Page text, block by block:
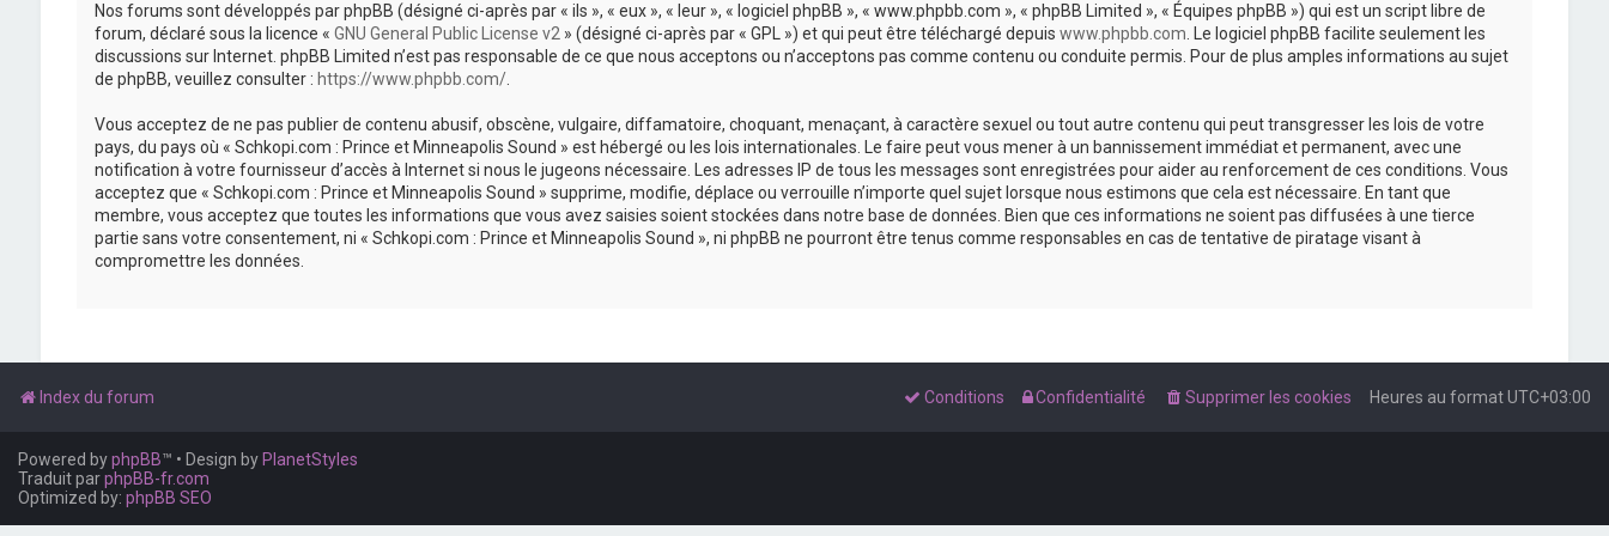
Nos forums sont développés par phpBB (désigné ci-après par « ils », « eux », « leur », « logiciel phpBB », « www.phpbb.com », « phpBB Limited », « Équipes phpBB ») qui est un script libre de
forum, déclaré sous la licence « GNU General Public License v2 » (désigné ci-après par « GPL ») et qui peut être téléchargé depuis www.phpbb.com . Le logiciel phpBB facilite seulement les
discussions sur Internet. phpBB Limited n’est pas responsable de ce que nous acceptons ou n’acceptons pas comme contenu ou conduite permis. Pour de plus amples informations au sujet
de phpBB, veuillez consulter : https://www.phpbb.com/.
Vous acceptez de ne pas publier de contenu abusif, obscène, vulgaire, diffamatoire, choquant, menaçant, à caractère sexuel ou tout autre contenu qui peut transgresser les lois de votre
pays, du pays où « Schkopi.com : Prince et Minneapolis Sound » est hébergé ou les lois internationales. Le faire peut vous mener à un bannissement immédiat et permanent, avec une
notification à votre fournisseur d’accès à Internet si nous le jugeons nécessaire. Les adresses IP de tous les messages sont enregistrées pour aider au renforcement de ces conditions. Vous
acceptez que « Schkopi.com : Prince et Minneapolis Sound » supprime, modifie, déplace ou verrouille n’importe quel sujet lorsque nous estimons que cela est nécessaire. En tant que
membre, vous acceptez que toutes les informations que vous avez saisies soient stockées dans notre base de données. Bien que ces informations ne soient pas diffusées à une tierce
partie sans votre consentement, ni « Schkopi.com : Prince et Minneapolis Sound », ni phpBB ne pourront être tenus comme responsables en cas de tentative de piratage visant à
compromettre les données.
Index du forum Heures au formatUTC+03:00
Supprimer les cookies
Confidentialité
Conditions
Powered byphpBB™ • Design by PlanetStyles
Traduit parphpBB-fr.com
Optimized by: phpBB SEO